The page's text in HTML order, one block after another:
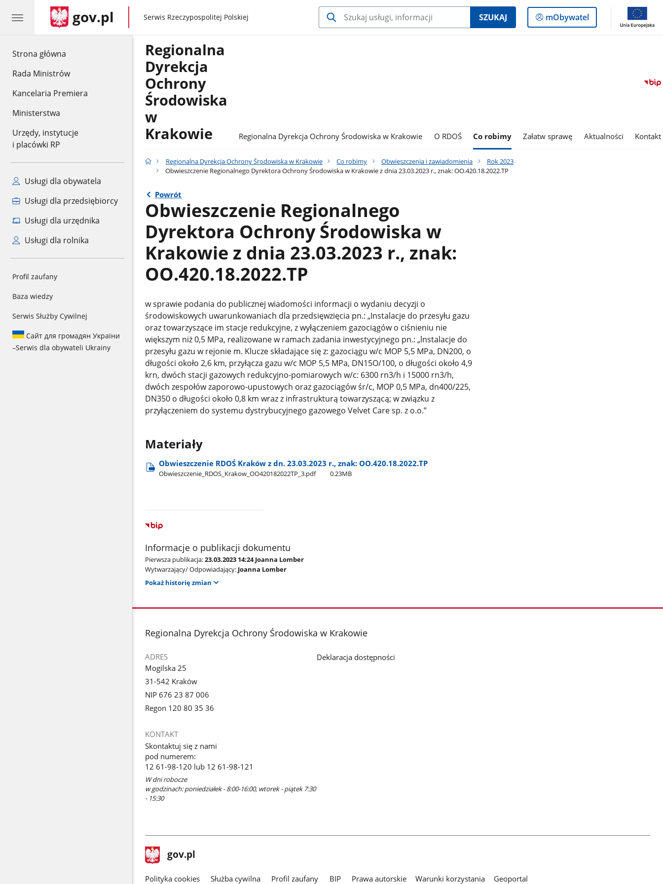
Strona główna
Rada Ministrów
Kancelaria Premiera
Ministerstwa
Urzędy, instytucje
i placówki RP
Usługi dla obywatela
Usługi dla przedsiębiorcy
Usługi dla urzędnika
Usługi dla rolnika
Profil zaufany
Baza wiedzy
Serwis Służby Cywilnej
Сайт для громадян України
–Serwis dla obywateli Ukrainy
gov.pl gov.pl
Serwis Rzeczypospolitej Polskiej SZUKAJ
Logowanie
do
mObywatel
Regionalna
Dyrekcja
Ochrony
Środowiska
w
Krakowie
Regionalna Dyrekcja Ochrony Środowiska w Krakowie O RDOŚ Co robimy Załatw sprawę Aktualności Kontakt
Regionalna Dyrekcja Ochrony Środowiska w Krakowie Co robimy Obwieszczenia i zawiadomienia
Rok 2023
Obwieszczenie Regionalnego Dyrektora Ochrony Środowiska w Krakowie z dnia 23.03.2023 r., znak: OO.420.18.2022.TP
Powrót
Obwieszczenie Regionalnego
Dyrektora Ochrony Środowiska w
Krakowie z dnia 23.03.2023 r., znak:
OO.420.18.2022.TP
w sprawie podania do publicznej wiadomości informacji o wydaniu decyzji o
środowiskowych uwarunkowaniach dla przedsięwzięcia pn.: „Instalacje do przesyłu gazu
oraz towarzyszące im stacje redukcyjne, z wyłączeniem gazociągów o ciśnieniu nie
większym niż 0,5 MPa, realizowane w ramach zadania inwestycyjnego pn.: „lnstalacje do
przesyłu gazu w rejonie m. Klucze składające się z: gazociągu w/c MOP 5,5 MPa, DN200, o
długości około 2,6 km, przyłącza gazu w/c MOP 5,5 MPa, DN15O/100, o długości około 4,9
krn, dwóch stacji gazowych redukcyjno-pomiarowych w/c: 6300 rn3/h i 15000 rn3/h,
dwóch zespołów zaporowo-upustowych oraz gazociągów śr/c, MOP 0,5 MPa, dn400/225,
DN350 o długości około 0,8 km wraz z infrastrukturą towarzyszącą; w związku z
przyłączeniem do systemu dystrybucyjnego gazowego Velvet Care sp. z o.o.”
Materiały
Obwieszczenie RDOŚ Kraków z dn. 23.03.2023 r., znak: OO.420.18.2022.TP
Obwieszczenie​_RDOS​_Krakow​_OO420182022TP​_3.pdf 0.23MB
Informacje o publikacji dokumentu
Pierwsza publikacja:23.03.2023 14:24 Joanna Lomber
Wytwarzający/ Odpowiadający: Joanna Lomber
Pokaż historię zmian
stopka
Regionalna Dyrekcja Ochrony Środowiska w Krakowie
ADRES
Mogilska 25
31-542 Kraków
NIP 676 23 87 006
Regon 120 80 35 36
KONTAKT
Skontaktuj się z nami
pod numerem:
12 61-98-120 lub 12 61-98-121
W dni robocze
w godzinach: poniedziałek - 8:00-16:00, wtorek - piątek 7:30
- 15:30
Deklaracja dostępności
stopka
gov.pl Strona
gov.pl
gov.pl
Polityka cookies Służba cywilna Profil zaufany BIP Prawa autorskie Warunki korzystania Geoportal